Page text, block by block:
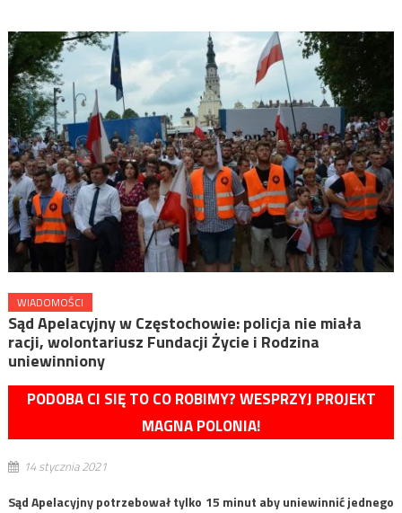
WIADOMOŚCI
Sąd Apelacyjny w Częstochowie: policja nie miała
racji, wolontariusz Fundacji Życie i Rodzina
uniewinniony
PODOBA CI SIĘ TO CO ROBIMY? WESPRZYJ PROJEKT
MAGNA POLONIA!
14 stycznia 2021
Sąd Apelacyjny potrzebował tylko 15 minut aby uniewinnić jednego